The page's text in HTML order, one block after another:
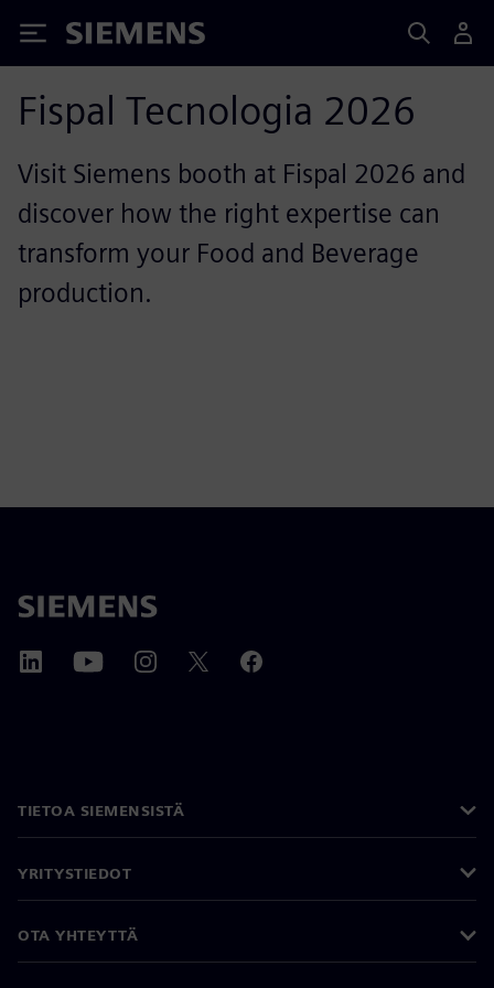
Siemens
Fispal Tecnologia 2026
Visit Siemens booth at Fispal 2026 and
discover how the right expertise can
transform your Food and Beverage
production.
TIETOA SIEMENSISTÄ
YRITYSTIEDOT
OTA YHTEYTTÄ